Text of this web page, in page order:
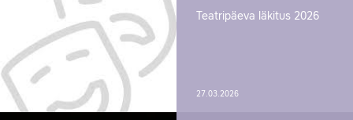
Teatripäeva läkitus 2026
27.03.2026